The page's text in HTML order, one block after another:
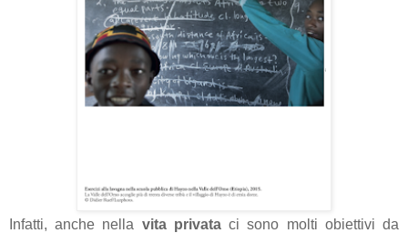
Infatti, anche nella vita privataci sono molti obiettivi da